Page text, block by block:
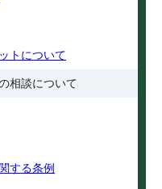
トについて
相談について
する条例